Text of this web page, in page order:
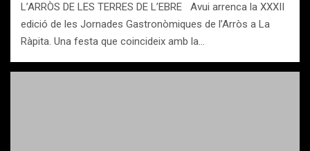
L’ARRÒS DE LES TERRES DE L’EBRE Avui arrenca la XXXII
edició de les Jornades Gastronòmiques de l’Arròs a La
Ràpita. Una festa que coincideix amb la…